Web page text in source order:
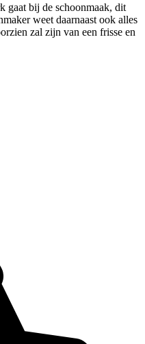
gaat bij de schoonmaak, dit
weet daarnaast ook alles
zal zijn van een frisse en